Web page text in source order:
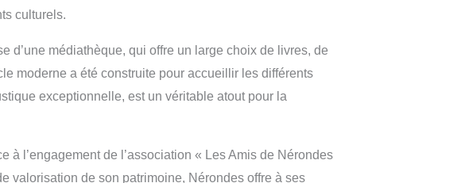
culturels.
d’une médiathèque, qui offre un large choix de livres, de
moderne a été construite pour accueillir les différents
exceptionnelle, est un véritable atout pour la
l’engagement de l’association « Les Amis de Nérondes
valorisation de son patrimoine, Nérondes offre à ses